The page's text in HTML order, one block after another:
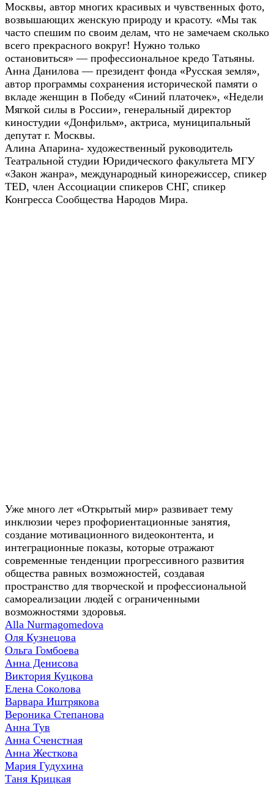
Москвы, автор многих красивых и чувственных фото,
возвышающих женскую природу и красоту. «Мы так
часто спешим по своим делам, что не замечаем сколько
всего прекрасного вокруг! Нужно только
остановиться» — профессиональное кредо Татьяны.
Анна Данилова — президент фонда «Русская земля»,
автор программы сохранения исторической памяти о
вкладе женщин в Победу «Синий платочек», «Недели
Мягкой силы в России», генеральный директор
киностудии «Донфильм», актриса, муниципальный
депутат г. Москвы.
Алина Апарина- художественный руководитель
Театральной студии Юридического факультета МГУ
«Закон жанра», международный кинорежиссер, спикер
TED, член Ассоциации спикеров СНГ, спикер
Конгресса Сообщества Народов Мира.
Уже много лет «Открытый мир» развивает тему
инклюзии через профориентационные занятия,
создание мотивационного видеоконтента, и
интеграционные показы, которые отражают
современные тенденции прогрессивного развития
общества равных возможностей, создавая
пространство для творческой и профессиональной
самореализации людей с ограниченными
возможностями здоровья.
Alla Nurmagomedova
Оля Кузнецова
Ольга Гомбоева
Анна Денисова
Виктория Куцкова
Елена Соколова
Варвара Иштрякова
Вероника Степанова
Анна Тув
Анна Сченстная
Анна Жесткова
Мария Гудухина
Таня Крицкая